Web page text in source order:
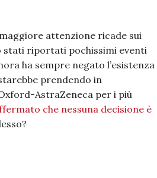
attenzione ricade sui
stati riportati pochissimi eventi
ha sempre negato l’esistenza
prendendo in
AstraZeneca per i più
che nessuna decisione è